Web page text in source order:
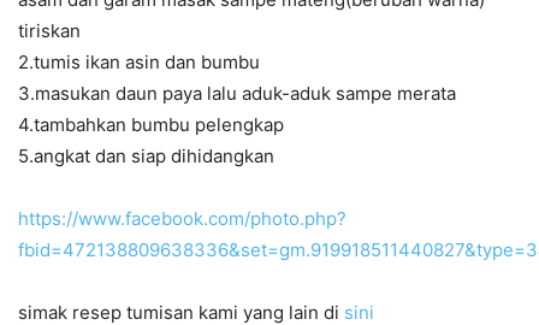
tiriskan
2.tumis ikan asin dan bumbu
3.masukan daun paya lalu aduk-aduk sampe merata
4.tambahkan bumbu pelengkap
5.angkat dan siap dihidangkan
https://www.facebook.com/photo.php?
simak resep tumisan kami yang lain di sini